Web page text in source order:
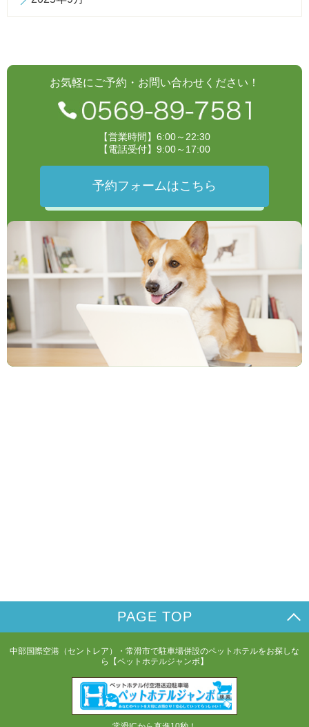
お気軽にご予約・お問い合わせください！
【営業時間】6:00～22:30
【電話受付】9:00～17:00
予約フォームはこちら
PAGE TOP
中部国際空港（セントレア）・常滑市で駐車場併設のペットホテルをお探しな
ら【ペットホテルジャンボ】